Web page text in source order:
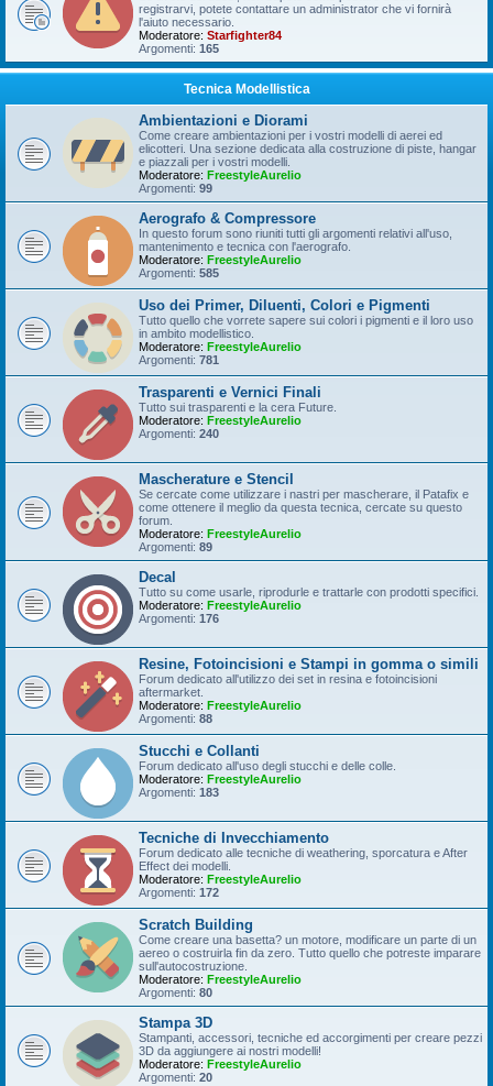
registrarvi, potete contattare un administrator che vi fornirà
l'aiuto necessario.
Moderatore: Starfighter84
Argomenti: 165
Tecnica Modellistica
Ambientazioni e Diorami
Come creare ambientazioni per i vostri modelli di aerei ed
elicotteri. Una sezione dedicata alla costruzione di piste, hangar
e piazzali per i vostri modelli.
Moderatore: FreestyleAurelio
Argomenti: 99
Aerografo & Compressore
In questo forum sono riuniti tutti gli argomenti relativi all'uso,
mantenimento e tecnica con l'aerografo.
Moderatore: FreestyleAurelio
Argomenti: 585
Uso dei Primer, Diluenti, Colori e Pigmenti
Tutto quello che vorrete sapere sui colori i pigmenti e il loro uso
in ambito modellistico.
Moderatore: FreestyleAurelio
Argomenti: 781
Trasparenti e Vernici Finali
Tutto sui trasparenti e la cera Future.
Moderatore: FreestyleAurelio
Argomenti: 240
Mascherature e Stencil
Se cercate come utilizzare i nastri per mascherare, il Patafix e
come ottenere il meglio da questa tecnica, cercate su questo
forum.
Moderatore: FreestyleAurelio
Argomenti: 89
Decal
Tutto su come usarle, riprodurle e trattarle con prodotti specifici.
Moderatore: FreestyleAurelio
Argomenti: 176
Resine, Fotoincisioni e Stampi in gomma o simili
Forum dedicato all'utilizzo dei set in resina e fotoincisioni
aftermarket.
Moderatore: FreestyleAurelio
Argomenti: 88
Stucchi e Collanti
Forum dedicato all'uso degli stucchi e delle colle.
Moderatore: FreestyleAurelio
Argomenti: 183
Tecniche di Invecchiamento
Forum dedicato alle tecniche di weathering, sporcatura e After
Effect dei modelli.
Moderatore: FreestyleAurelio
Argomenti: 172
Scratch Building
Come creare una basetta? un motore, modificare un parte di un
aereo o costruirla fin da zero. Tutto quello che potreste imparare
sull'autocostruzione.
Moderatore: FreestyleAurelio
Argomenti: 80
Stampa 3D
Stampanti, accessori, tecniche ed accorgimenti per creare pezzi
3D da aggiungere ai nostri modelli!
Moderatore: FreestyleAurelio
Argomenti: 20